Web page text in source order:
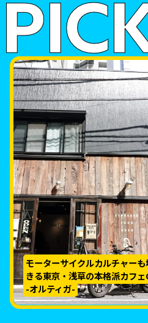
モーターサイクルカルチャー
きる東京・浅草の本格派カフ
-オルティガ-